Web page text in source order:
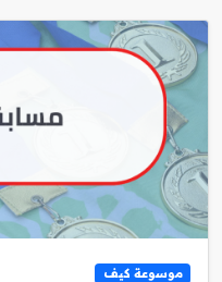
موسوعة كيف